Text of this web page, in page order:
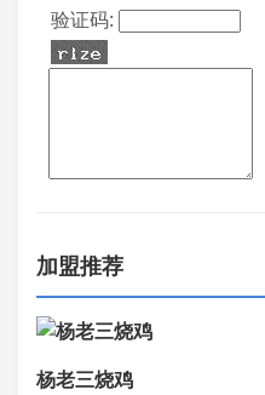
验证码:
加盟推荐
杨老三烧鸡